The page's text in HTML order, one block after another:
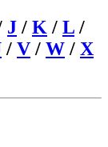
J / K / L /
/ V / W / X